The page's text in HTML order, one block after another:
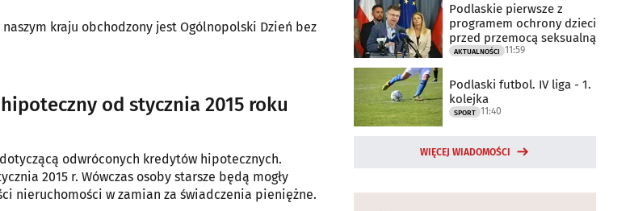
kraju obchodzony jest Ogólnopolski Dzień bez
od stycznia 2015 roku
odwróconych kredytów hipotecznych.
nieruchomości w zamian za świadczenia pieniężne.
Podlaskie pierwsze z
programem ochrony dzieci
przed przemocą seksualną
AKTUALNOŚCI 11:59
Podlaski futbol. IV liga - 1.
kolejka
SPORT 11:40
WIĘCEJ WIADOMOŚCI